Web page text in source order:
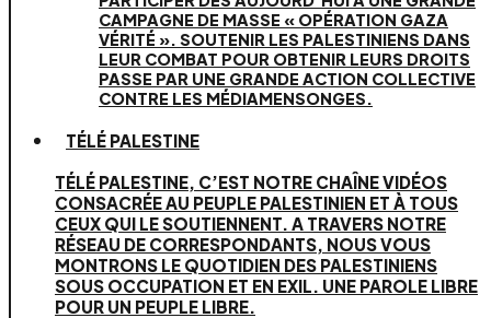
CAMPAGNE DE MASSE « OPÉRATION GAZA
VÉRITÉ ». SOUTENIR LES PALESTINIENS DANS
LEUR COMBAT POUR OBTENIR LEURS DROITS
PASSE PAR UNE GRANDE ACTION COLLECTIVE
CONTRE LES MÉDIAMENSONGES.
TÉLÉ PALESTINE
TÉLÉ PALESTINE, C’EST NOTRE CHAÎNE VIDÉOS
CONSACRÉE AU PEUPLE PALESTINIEN ET À TOUS
CEUX QUI LE SOUTIENNENT. A TRAVERS NOTRE
RÉSEAU DE CORRESPONDANTS, NOUS VOUS
MONTRONS LE QUOTIDIEN DES PALESTINIENS
SOUS OCCUPATION ET EN EXIL. UNE PAROLE LIBRE
POUR UN PEUPLE LIBRE.